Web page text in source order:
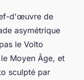
d'œuvre de
asymétrique
le Volto
Moyen Âge, et
sculpté par